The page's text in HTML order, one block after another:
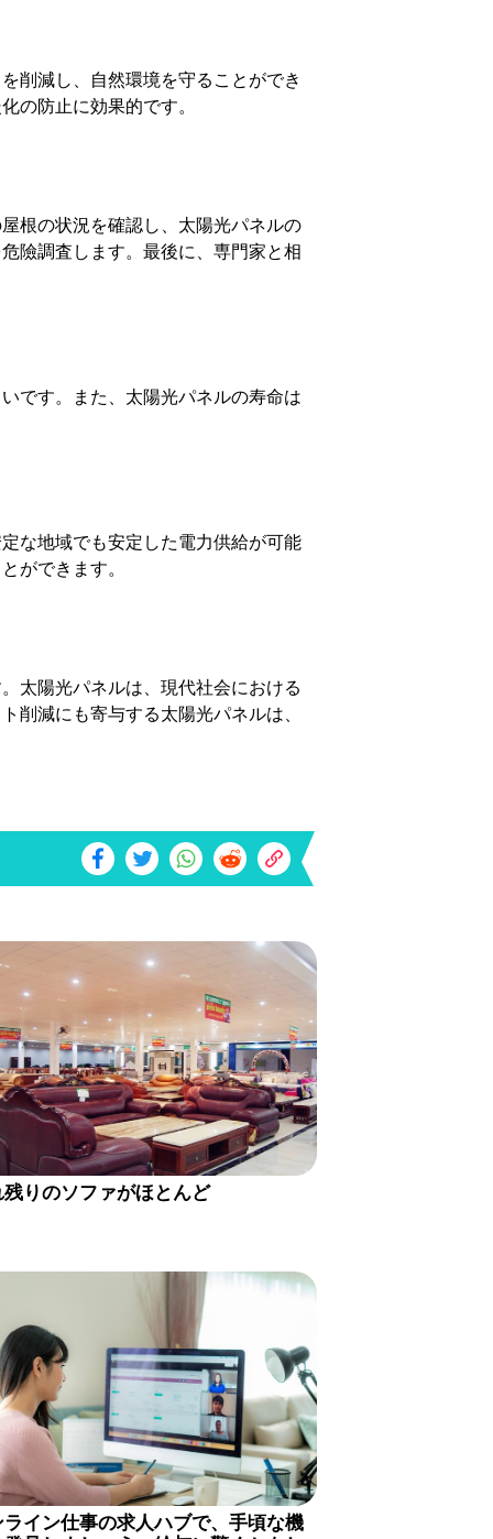
削減し、自然環境を守ることができ
の防止に効果的です。
根の状況を確認し、太陽光パネルの
險調査します。最後に、専門家と相
です。また、太陽光パネルの寿命は
な地域でも安定した電力供給が可能
ができます。
太陽光パネルは、現代社会における
削減にも寄与する太陽光パネルは、
りのソファがほとんど
ライン仕事の求人ハブで、手頃な機